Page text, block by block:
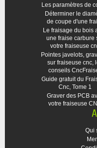
Les paramètres de
Déterminer le
de coupe d'une
Le fraisage du bois
une fraise carbure
votre fraiseuse
Pointes javelots,
sur fraiseuse cnc,
conseils
Guide gratuit du
Cnc, Tome 1
Graver des PCB
votre fraiseuse
Qui